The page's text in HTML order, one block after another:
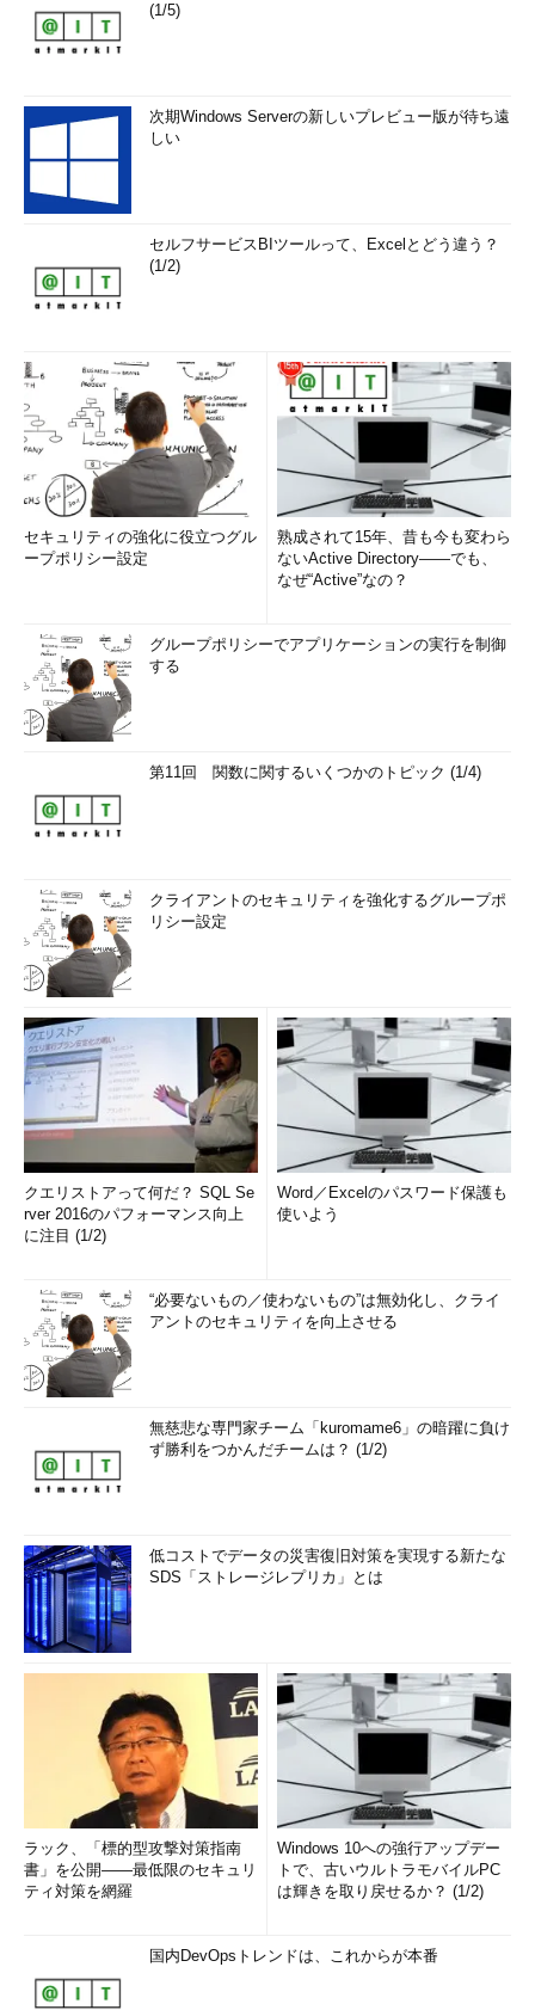
(1/5)
次期Windows Serverの新しいプレビュー版が待ち遠
しい
セルフサービスBIツールって、Excelとどう違う？
(1/2)
セキュリティの強化に役立つグル
ープポリシー設定
熟成されて15年、昔も今も変わら
ないActive Directory――でも、
なぜ“Active”なの？
グループポリシーでアプリケーションの実行を制御
する
第11回 関数に関するいくつかのトピック (1/4)
クライアントのセキュリティを強化するグループポ
リシー設定
クエリストアって何だ？ SQL Se
rver 2016のパフォーマンス向上
に注目 (1/2)
Word／Excelのパスワード保護も
使いよう
“必要ないもの／使わないもの”は無効化し、クライ
アントのセキュリティを向上させる
無慈悲な専門家チーム「kuromame6」の暗躍に負け
ず勝利をつかんだチームは？ (1/2)
低コストでデータの災害復旧対策を実現する新たな
SDS「ストレージレプリカ」とは
ラック、「標的型攻撃対策指南
書」を公開――最低限のセキュリ
ティ対策を網羅
Windows 10への強行アップデー
トで、古いウルトラモバイルPC
は輝きを取り戻せるか？ (1/2)
国内DevOpsトレンドは、これからが本番